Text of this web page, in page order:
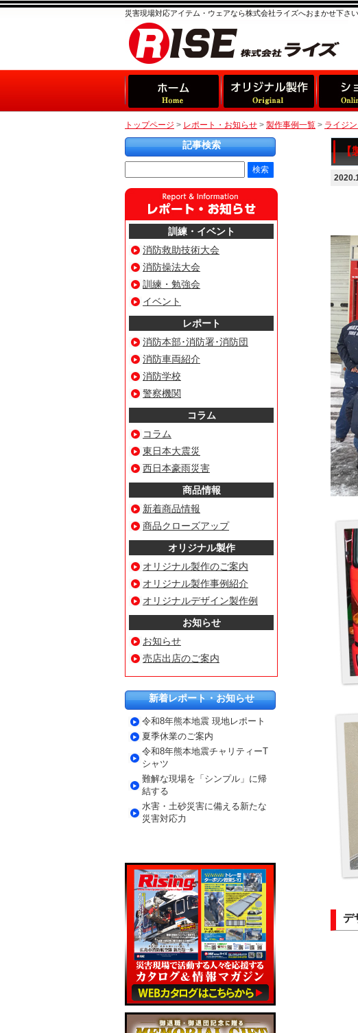
災害現場対応アイテム・ウェアなら株式会社ライズへおまかせ下さい
トップページ > レポート・お知らせ > 製作事例一覧 > ライジ
【
デ
記事検索
訓練・イベント
消防救助技術大会
消防操法大会
訓練・勉強会
イベント
レポート
消防本部･消防署･消防団
消防車両紹介
消防学校
警察機関
コラム
コラム
東日本大震災
西日本豪雨災害
商品情報
新着商品情報
商品クローズアップ
オリジナル製作
オリジナル製作のご案内
オリジナル製作事例紹介
オリジナルデザイン製作例
お知らせ
お知らせ
売店出店のご案内
新着レポート・お知らせ
令和8年熊本地震 現地レポート
夏季休業のご案内
令和8年熊本地震チャリティーT
シャツ
難解な現場を「シンプル」に帰
結する
水害・土砂災害に備える新たな
災害対応力